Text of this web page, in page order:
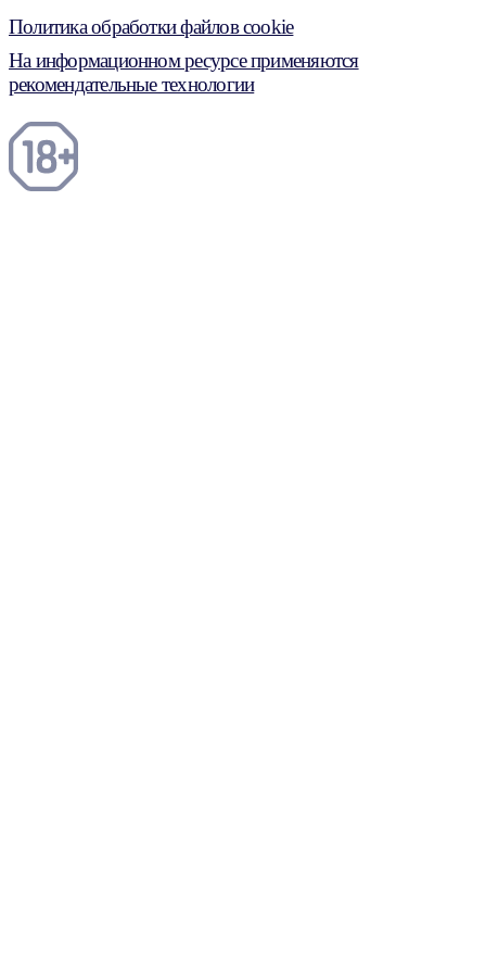
Политика обработки файлов cookie
На информационном ресурсе применяются
рекомендательные технологии